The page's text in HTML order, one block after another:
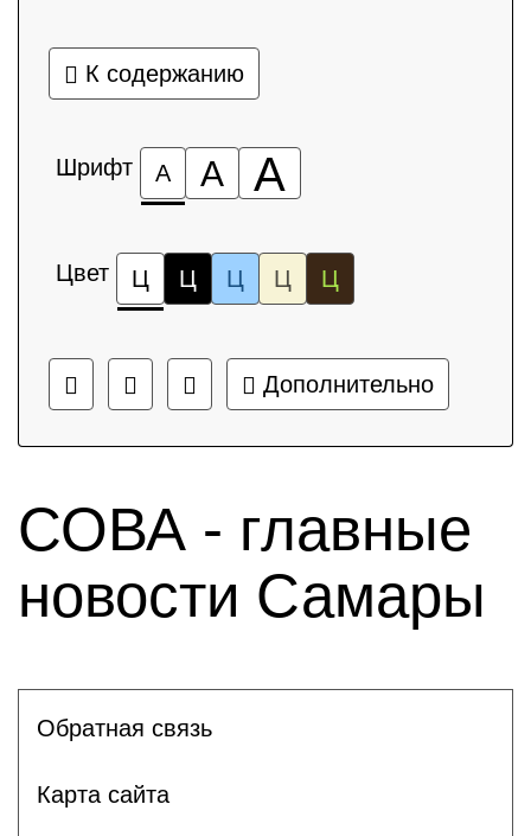
К содержанию
Шрифт А А А
Цвет Ц Ц Ц Ц Ц
Дополнительно
СОВА - главные
новости Самары
Обратная связь
Карта сайта